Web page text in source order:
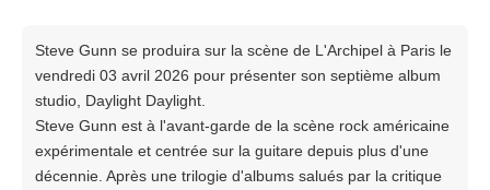
Steve Gunn se produira sur la scène de L'Archipel à Paris le
vendredi 03 avril 2026 pour présenter son septième album
studio, Daylight Daylight.
Steve Gunn est à l'avant-garde de la scène rock américaine
expérimentale et centrée sur la guitare depuis plus d'une
décennie. Après une trilogie d'albums salués par la critique